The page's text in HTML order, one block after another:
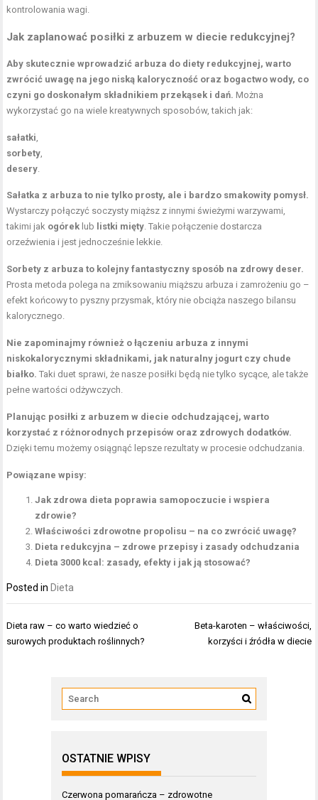
kontrolowania wagi.
Jak zaplanować posiłki z arbuzem w diecie redukcyjnej?
Aby skutecznie wprowadzić arbuza do diety redukcyjnej, warto
zwrócić uwagę na jego niską kaloryczność oraz bogactwo wody, co
czyni go doskonałym składnikiem przekąsek i dań. Można
wykorzystać go na wiele kreatywnych sposobów, takich jak:
sałatki,
sorbety,
desery.
Sałatka z arbuza to nie tylko prosty, ale i bardzo smakowity pomysł.
Wystarczy połączyć soczysty miąższ z innymi świeżymi warzywami,
takimi jak ogórek lub listki mięty. Takie połączenie dostarcza
orzeźwienia i jest jednocześnie lekkie.
Sorbety z arbuza to kolejny fantastyczny sposób na zdrowy deser.
Prosta metoda polega na zmiksowaniu miąższu arbuza i zamrożeniu go –
efekt końcowy to pyszny przysmak, który nie obciąża naszego bilansu
kalorycznego.
Nie zapominajmy również o łączeniu arbuza z innymi
niskokalorycznymi składnikami, jak naturalny jogurt czy chude
białko. Taki duet sprawi, że nasze posiłki będą nie tylko sycące, ale także
pełne wartości odżywczych.
Planując posiłki z arbuzem w diecie odchudzającej, warto
korzystać z różnorodnych przepisów oraz zdrowych dodatków.
Dzięki temu możemy osiągnąć lepsze rezultaty w procesie odchudzania.
Powiązane wpisy:
Jak zdrowa dieta poprawia samopoczucie i wspiera
zdrowie?
Właściwości zdrowotne propolisu – na co zwrócić uwagę?
Dieta redukcyjna – zdrowe przepisy i zasady odchudzania
Dieta 3000 kcal: zasady, efekty i jak ją stosować?
Posted in Dieta
Nawigacja
wpisu
Dieta raw – co warto wiedzieć o
surowych produktach roślinnych?
Beta-karoten – właściwości,
korzyści i źródła w diecie
OSTATNIE WPISY
Czerwona pomarańcza – zdrowotne